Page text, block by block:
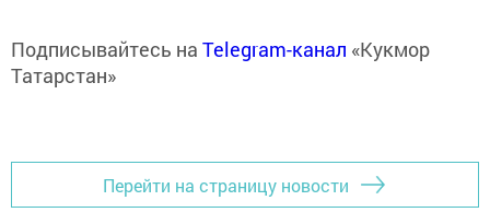
Подписывайтесь на Telegram-канал «Кукмор
Татарстан»
Перейти на страницу новости